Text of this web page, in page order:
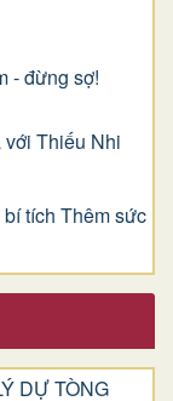
- đừng sợ!
Thiếu Nhi
tích Thêm sức
DỰ TÒNG